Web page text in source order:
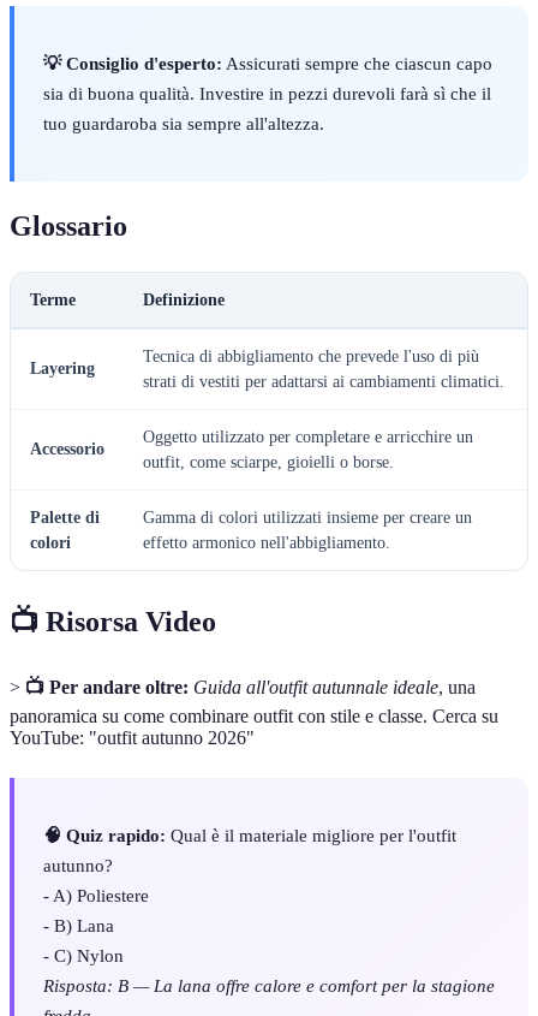
💡 Consiglio d'esperto: Assicurati sempre che ciascun capo
sia di buona qualità. Investire in pezzi durevoli farà sì che il
tuo guardaroba sia sempre all'altezza.
Glossario
Terme Definizione
Layering
Tecnica di abbigliamento che prevede l'uso di più
strati di vestiti per adattarsi ai cambiamenti climatici.
Accessorio
Oggetto utilizzato per completare e arricchire un
outfit, come sciarpe, gioielli o borse.
Palette di
colori
Gamma di colori utilizzati insieme per creare un
effetto armonico nell'abbigliamento.
📺 Risorsa Video
> 📺 Per andare oltre: Guida all'outfit autunnale ideale, una
panoramica su come combinare outfit con stile e classe. Cerca su
YouTube: "outfit autunno 2026"
🧠 Quiz rapido: Qual è il materiale migliore per l'outfit
autunno?
- A) Poliestere
- B) Lana
- C) Nylon
Risposta: B — La lana offre calore e comfort per la stagione